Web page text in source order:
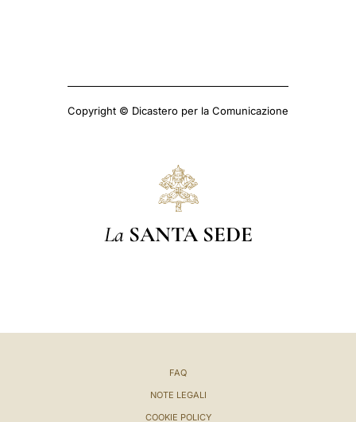
Copyright © Dicastero per la Comunicazione
La SANTA SEDE
FAQ
NOTE LEGALI
COOKIE POLICY